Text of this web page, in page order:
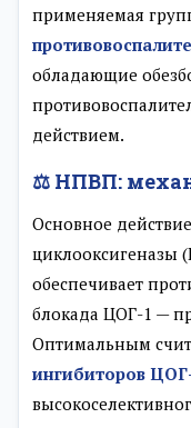
применяемая
обладающие
действием.
⚖️ НПВП:
Основное
циклооксигеназы
обеспечивает
блокада ЦОГ-1 —
Оптимальным
ингибиторов